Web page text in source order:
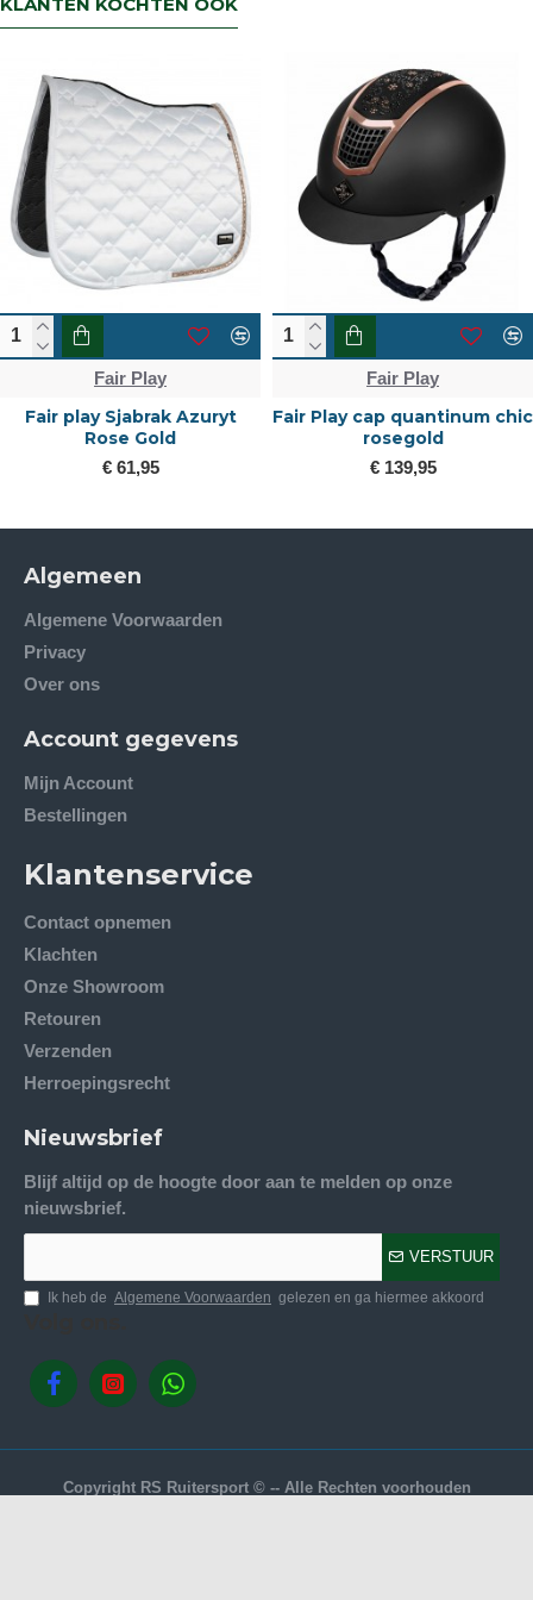
Fair Play
Fair play Sjabrak Azuryt
Rose Gold
€ 61,95
Fair Play
Fair Play cap quantinum chic
rosegold
€ 139,95
Algemeen
Algemene Voorwaarden
Privacy
Over ons
Account gegevens
Mijn Account
Bestellingen
Klantenservice
Contact opnemen
Klachten
Onze Showroom
Retouren
Verzenden
Herroepingsrecht
Nieuwsbrief
Blijf altijd op de hoogte door aan te melden op onze
nieuwsbrief.
VERSTUUR
Ik heb de Algemene Voorwaarden gelezen en ga hiermee akkoord
Copyright RS Ruitersport © -- Alle Rechten voorhouden